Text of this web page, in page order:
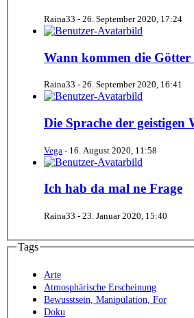
Raina33 - 26. September 2020, 17:24
Wann kommen die Götter
Raina33 - 26. September 2020, 16:41
Die Sprache der geistigen
Vega - 16. August 2020, 11:58
Ich hab da mal ne Frage
Raina33 - 23. Januar 2020, 15:40
Tags
Arte
Atmosphärische Erscheinung
Bewusstsein, Manipulation, For
Doku